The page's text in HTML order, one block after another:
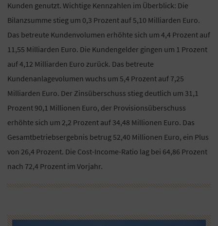
Kunden genutzt. Wichtige Kennzahlen im Überblick: Die
Bilanzsumme stieg um 0,3 Prozent auf 5,10 Milliarden Euro.
Das betreute Kundenvolumen erhöhte sich um 4,4 Prozent auf
11,55 Milliarden Euro. Die Kundengelder gingen um 1 Prozent
auf 4,12 Milliarden Euro zurück. Das betreute
Kundenanlagevolumen wuchs um 5,4 Prozent auf 7,25
Milliarden Euro. Der Zinsüberschuss stieg deutlich um 31,1
Prozent 90,1 Millionen Euro, der Provisionsüberschuss
erhöhte sich um 2,2 Prozent auf 34,48 Millionen Euro. Das
Gesamtbetriebsergebnis betrug 52,40 Millionen Euro, ein Plus
von 26,4 Prozent. Die Cost-Income-Ratio lag bei 64,86 Prozent
nach 72,4 Prozent im Vorjahr.